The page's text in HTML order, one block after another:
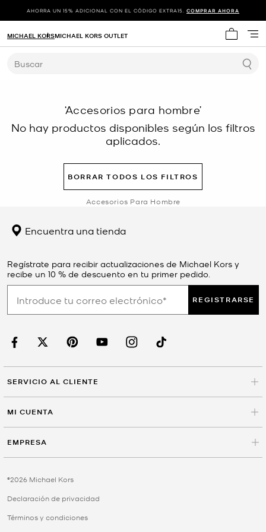
AHORRA UN 15% ADICIONAL CON EL CÓDIGO EXTRA15. COMPRAR AHORA
Mi
MICHAEL KORSMICHAEL KORS OUTLET
Buscar
‘Accesorios para hombre’
No hay productos disponibles según los filtros
aplicados.
BORRAR TODOS LOS FILTROS
Accesorios Para Hombre
Encuentra una tienda
Regístrate para recibir actualizaciones de Michael Kors y
recibe un 10 % de descuento en tu primer pedido.
REGISTRARSE
SERVICIO AL CLIENTE
MI CUENTA
EMPRESA
©2026 Michael Kors
Declaración de privacidad
Términos y condiciones